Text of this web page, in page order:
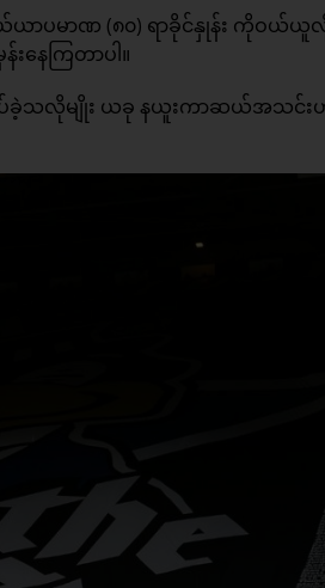
ရှယ်ယာပမာဏ (၈၀) ရာခိုင်နှုန်း ကိုဝယ်
နေကြတာပါ။
ပ်ခဲ့သလိုမျိုး ယခု နယူးကာဆယ်အသင်း